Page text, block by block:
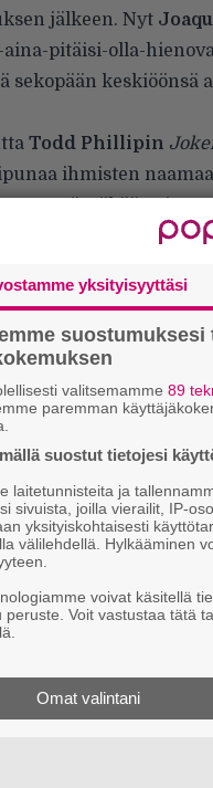
jälkeen. Nyt
pitäisi-olla-
sekopään keskiöönsä
Todd Phillipin
ihmisten
valinnalta
tunnu
jota tätä nykyä
rumasti
vaikka
hävityksestä
yksityisyyttäsi
valitsemamme 89
paremman
suostut tietojesi
laitetunnisteita ja
sivuista, joilla vierailit, IP-
yksityiskohtaisesti
välilehdellä. Hylkääminen
voivat käsitellä
peruste. Voit vastustaa tätä
Omat valintani